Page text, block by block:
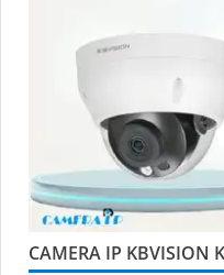
CAMERA IP KBVISION